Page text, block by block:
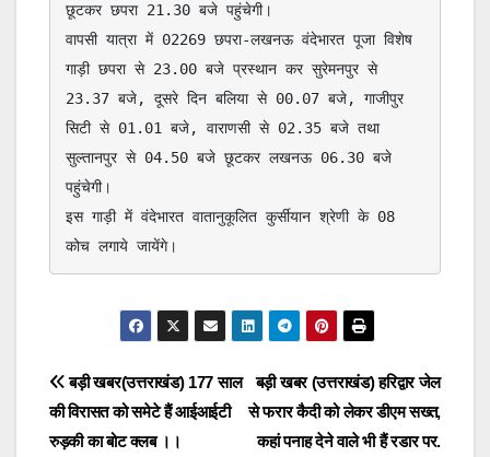
छूटकर छपरा 21.30 बजे पहुंचेगी।
वापसी यात्रा में 02269 छपरा-लखनऊ वंदेभारत पूजा विशेष
गाड़ी छपरा से 23.00 बजे प्रस्थान कर सुरेमनपुर से
23.37 बजे, दूसरे दिन बलिया से 00.07 बजे, गाजीपुर
सिटी से 01.01 बजे, वाराणसी से 02.35 बजे तथा
सुल्तानपुर से 04.50 बजे छूटकर लखनऊ 06.30 बजे
पहुंचेगी।
इस गाड़ी में वंदेभारत वातानुकूलित कुर्सीयान श्रेणी के 08
कोच लगाये जायेंगे।
Post
navigation
बड़ी खबर (उत्तराखंड) हरिद्वार जेल
से फरार कैदी को लेकर डीएम सख्त,
कहां पनाह देने वाले भी हैं रडार पर.
बड़ी खबर(उत्तराखंड) 177 साल
की विरासत को समेटे हैं आईआईटी
रुड़की का बोट क्लब ।।